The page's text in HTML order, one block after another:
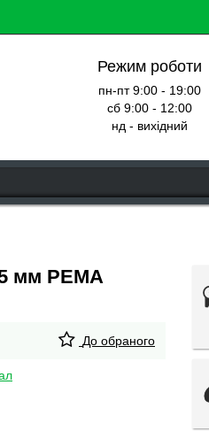
Режим роботи
пн-пт 9:00 - 19:00
сб 9:00 - 12:00
нд - вихідний
мм PEMA
До обраного